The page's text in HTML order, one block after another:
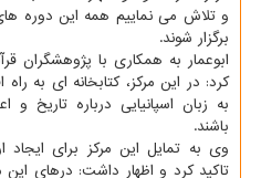
و تلاش می نماییم همه این دوره
برگزار شوند.
ابوعمار به همکاری با پژوهشگران
کرد: در این مرکز، کتابخانه ای به راه
به زبان اسپانیایی درباره تاریخ
باشند.
وی به تمایل این مرکز برای ایجاد
تاکید کرد و اظهار داشت: درهای